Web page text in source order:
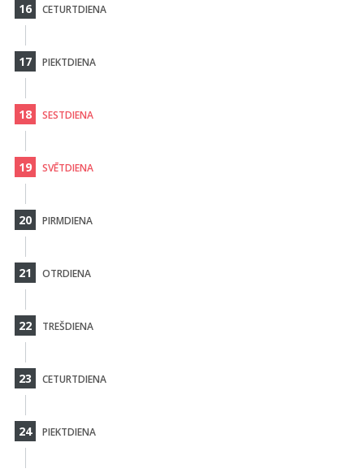
16 CETURTDIENA
17 PIEKTDIENA
18 SESTDIENA
19 SVĒTDIENA
20 PIRMDIENA
21 OTRDIENA
22 TREŠDIENA
23 CETURTDIENA
24 PIEKTDIENA